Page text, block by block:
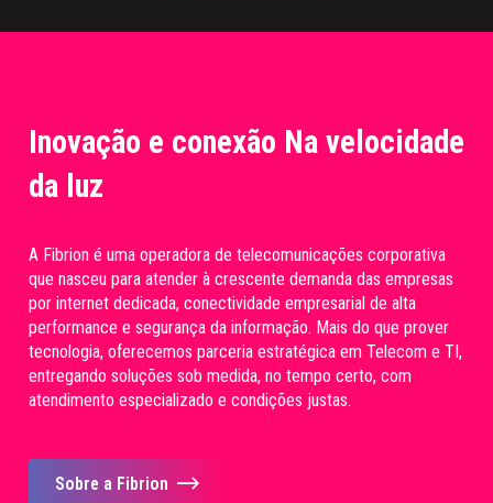
Inovação e conexão Na velocidade
da luz
A Fibrion é uma operadora de telecomunicações corporativa
que nasceu para atender à crescente demanda das empresas
por internet dedicada, conectividade empresarial de alta
performance e segurança da informação. Mais do que prover
tecnologia, oferecemos parceria estratégica em Telecom e TI,
entregando soluções sob medida, no tempo certo, com
atendimento especializado e condições justas.
Sobre a Fibrion